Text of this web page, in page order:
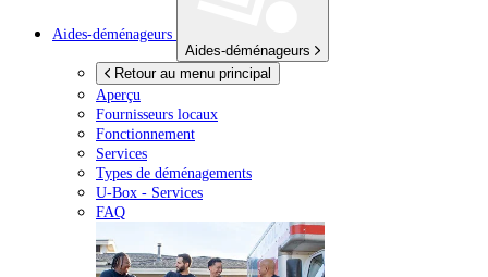
Aides-déménageurs
Aides-déménageurs
Retour au menu principal
Aperçu
Fournisseurs locaux
Fonctionnement
Services
Types de déménagements
U-Box - Services
FAQ